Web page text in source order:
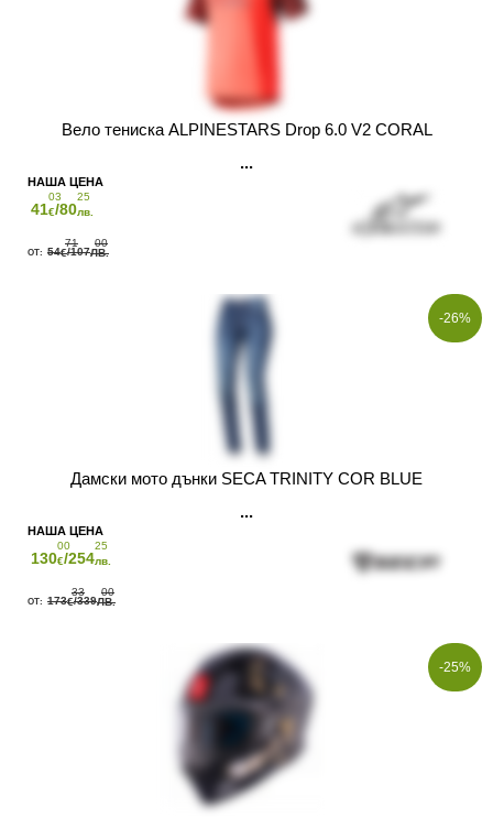
Вело тениска ALPINESTARS Drop 6.0 V2 CORAL
41
03
€/80
25
лв.
54
71
€/107
00
ЛВ.
-26%
Дамски мото дънки SECA TRINITY COR BLUE
130
00
€/254
25
лв.
173
33
€/339
00
ЛВ.
-25%